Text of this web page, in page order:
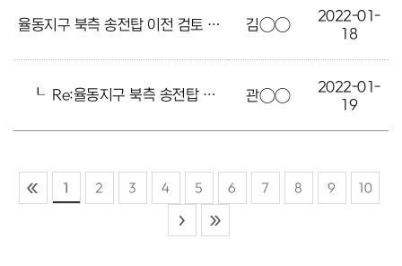
율동지구 북측 송전탑 이전 검토 요청 김○○
2022-01-
18
┖ Re:율동지구 북측 송전탑 이전 검토 요청 관○○
2022-01-
19
1 2 3 4 5 6 7 8 9 10